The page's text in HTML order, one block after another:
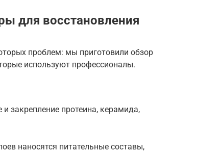
для восстановления
проблем: мы приготовили обзор
используют профессионалы.
закрепление протеина, керамида,
наносятся питательные составы,